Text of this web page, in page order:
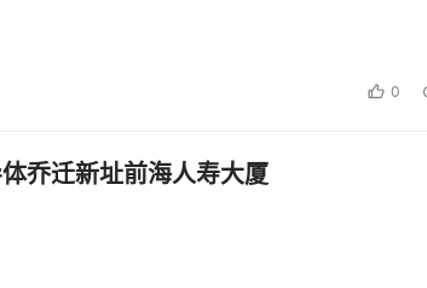
0
乔迁新址前海人寿大厦